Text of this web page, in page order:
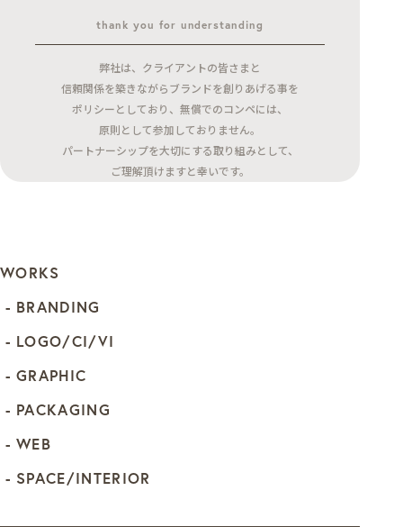
thank you for understanding
弊社は、クライアントの皆さまと
信頼関係を築きながらブランドを創りあげる事を
ポリシーとしており、無償でのコンペには、
原則として参加しておりません。
パートナーシップを大切にする取り組みとして、
ご理解頂けますと幸いです。
WORKS
BRANDING
LOGO/CI/VI
GRAPHIC
PACKAGING
WEB
SPACE/INTERIOR